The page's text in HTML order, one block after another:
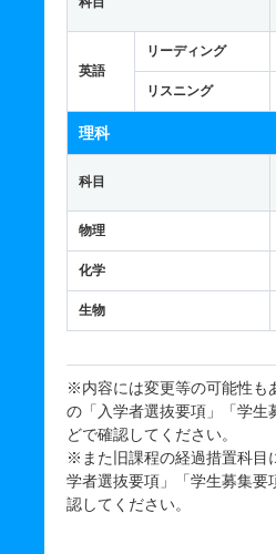
英語
リーディング
リスニング
理科
科目
物理
化学
生物
※内容には変更等の可能性も
の「入学者選抜要項」「学生
どで確認してください。
※また旧課程の経過措置科目
学者選抜要項」「学生募集要
認してください。